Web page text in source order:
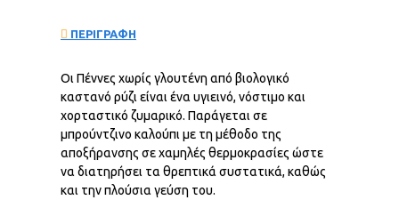
ΠΕΡΙΓΡΑΦΗ
Οι Πέννες χωρίς γλουτένη από βιολογικό
καστανό ρύζι είναι ένα υγιεινό, νόστιμο και
χορταστικό ζυμαρικό. Παράγεται σε
μπρούντζινο καλούπι με τη μέθοδο της
αποξήρανσης σε χαμηλές θερμοκρασίες ώστε
να διατηρήσει τα θρεπτικά συστατικά, καθώς
και την πλούσια γεύση του.